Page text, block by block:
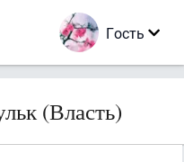
Гость
(Власть)